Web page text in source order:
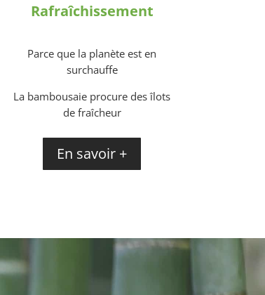
Rafraîchissement
Parce que la planète est en
surchauffe
La bambousaie procure des îlots
de fraîcheur
En savoir +